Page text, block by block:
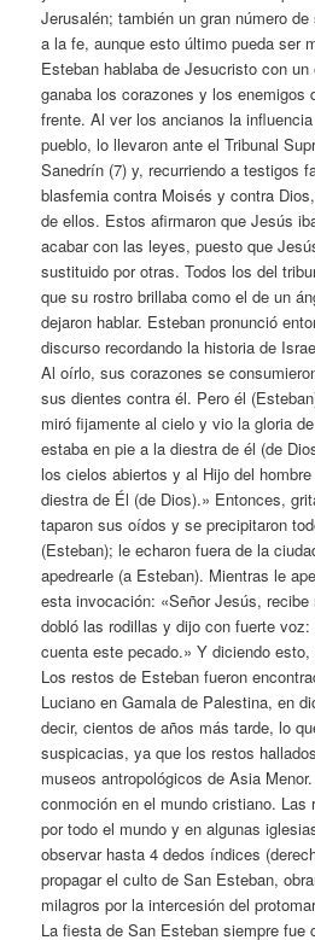
Jerusalén; también un gran número
a la fe, aunque esto último pueda ser
Esteban hablaba de Jesucristo con
ganaba los corazones y los enemigos
frente. Al ver los ancianos la
pueblo, lo llevaron ante el Tribunal
Sanedrín (7) y, recurriendo a testigos
blasfemia contra Moisés y contra
de ellos. Estos afirmaron que Jesús
acabar con las leyes, puesto que
sustituido por otras. Todos los del
que su rostro brillaba como el de un
dejaron hablar. Esteban pronunció
discurso recordando la historia de
Al oírlo, sus corazones se
sus dientes contra él. Pero él
miró fijamente al cielo y vio la gloria
estaba en pie a la diestra de él (de
los cielos abiertos y al Hijo del
diestra de Él (de Dios).» Entonces,
taparon sus oídos y se precipitaron
(Esteban); le echaron fuera de la
apedrearle (a Esteban). Mientras le
esta invocación: «Señor Jesús,
dobló las rodillas y dijo con fuerte
cuenta este pecado.» Y diciendo esto,
Los restos de Esteban fueron
Luciano en Gamala de Palestina, en
decir, cientos de años más tarde, lo
suspicacias, ya que los restos
museos antropológicos de Asia
conmoción en el mundo cristiano. Las
por todo el mundo y en algunas
observar hasta 4 dedos índices
propagar el culto de San Esteban,
milagros por la intercesión del
La fiesta de San Esteban siempre fue